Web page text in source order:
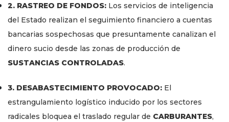
2. RASTREO DE FONDOS: Los servicios de inteligencia
del Estado realizan el seguimiento financiero a cuentas
bancarias sospechosas que presuntamente canalizan el
dinero sucio desde las zonas de producción de
SUSTANCIAS CONTROLADAS.
3. DESABASTECIMIENTO PROVOCADO: El
estrangulamiento logístico inducido por los sectores
radicales bloquea el traslado regular de CARBURANTES,